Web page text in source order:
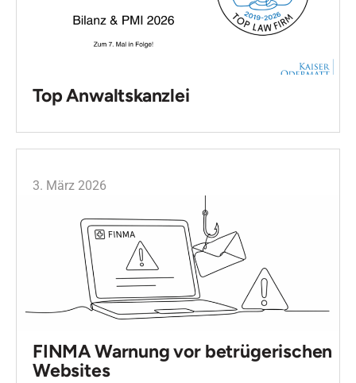
Top Anwaltskanzlei
3. März 2026
FINMA Warnung vor betrügerischen
Websites